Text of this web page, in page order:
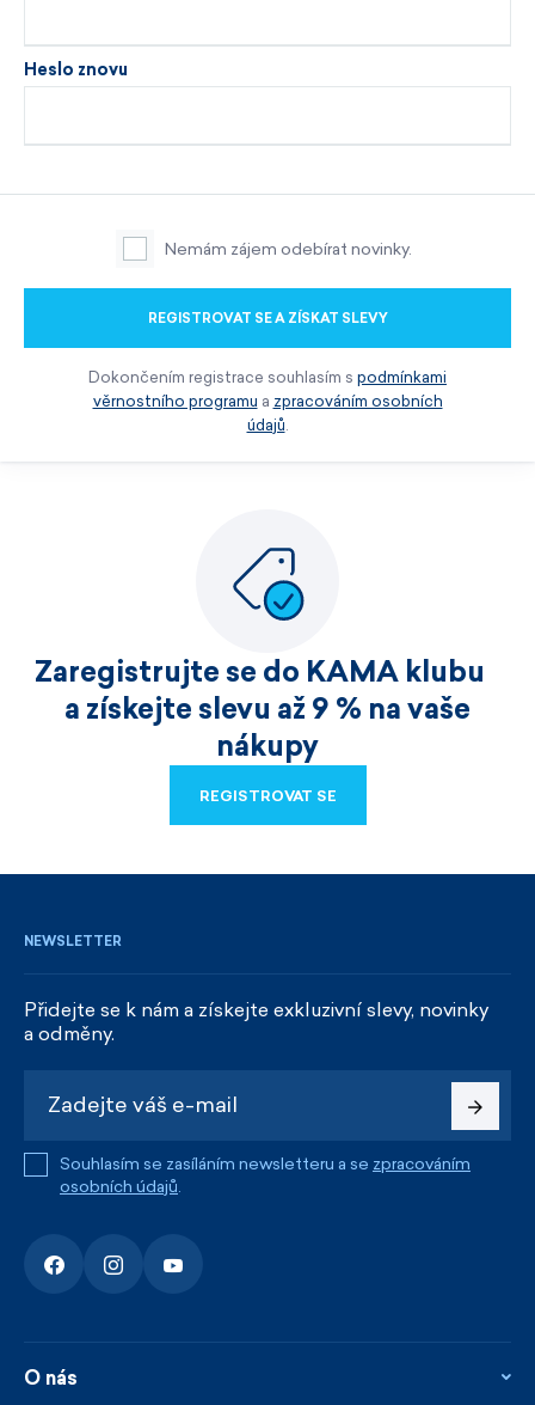
Heslo znovu
Nemám zájem odebírat novinky.
REGISTROVAT SE A ZÍSKAT SLEVY
Dokončením registrace souhlasím s podmínkami
věrnostního programu a zpracováním osobních
údajů.
Zaregistrujte se do KAMA klubu
a získejte slevu až 9 % na vaše
nákupy
REGISTROVAT SE
NEWSLETTER
Přidejte se k nám a získejte exkluzivní slevy, novinky
a odměny.
Souhlasím se zasíláním newsletteru a se zpracováním
osobních údajů.
O nás